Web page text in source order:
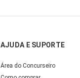
AJUDA E SUPORTE
Área do Concurseiro